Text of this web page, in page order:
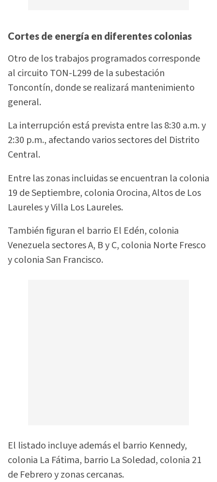
Cortes de energía en diferentes colonias
Otro de los trabajos programados corresponde
al circuito TON-L299 de la subestación
Toncontín, donde se realizará mantenimiento
general.
La interrupción está prevista entre las 8:30 a.m. y
2:30 p.m., afectando varios sectores del Distrito
Central.
Entre las zonas incluidas se encuentran la colonia
19 de Septiembre, colonia Orocina, Altos de Los
Laureles y Villa Los Laureles.
También figuran el barrio El Edén, colonia
Venezuela sectores A, B y C, colonia Norte Fresco
y colonia San Francisco.
El listado incluye además el barrio Kennedy,
colonia La Fátima, barrio La Soledad, colonia 21
de Febrero y zonas cercanas.